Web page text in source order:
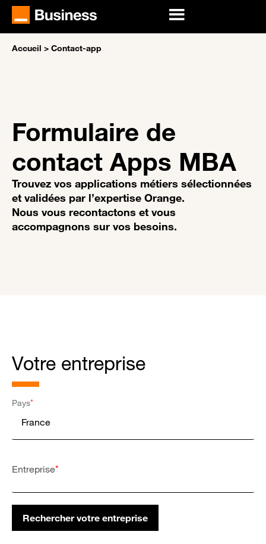
Accueil > Contact-app
Formulaire de
contact Apps MBA
Trouvez vos applications métiers sélectionnées
et validées par l’expertise Orange.
Nous vous recontactons et vous
accompagnons sur vos besoins.
Votre entreprise
*
Pays
*
Entreprise
Rechercher votre entreprise